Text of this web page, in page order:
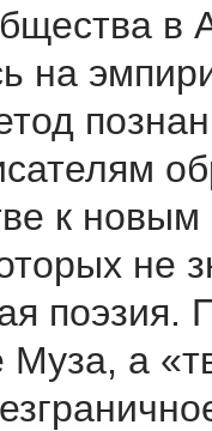
в
на
к новым
не
поэзия.
Муза, а